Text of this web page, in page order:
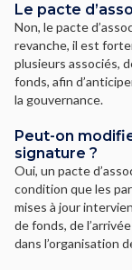
Le pacte
Non, le pacte
revanche, il est
plusieurs associés,
fonds, afin
la gouvernance.
Peut-on
signature ?
Oui, un pacte
condition que les
mises à jour
de fonds, de
dans l’organisation